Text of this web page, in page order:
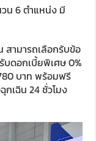
น 6 ตำแหน่ง มี
สามารถเลือกรับข้อ
บดอกเบี้ยพิเศษ 0%
บาท พร้อมฟรี
เฉิน 24 ชั่วโมง